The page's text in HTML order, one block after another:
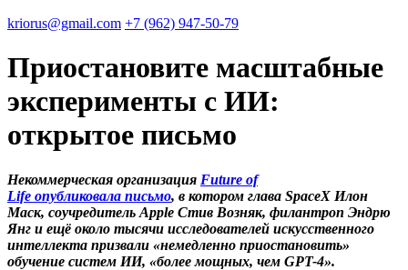
kriorus@gmail.com +7 (962) 947-50-79
Приостановите масштабные
эксперименты с ИИ:
открытое письмо
Некоммерческая организация Future of
Life опубликовала письмо, в котором глава SpaceX Илон
Маск, соучредитель Apple Стив Возняк, филантроп Эндрю
Янг и ещё около тысячи исследователей искусственного
интеллекта призвали «немедленно приостановить»
обучение систем ИИ, «более мощных, чем GPT-4».